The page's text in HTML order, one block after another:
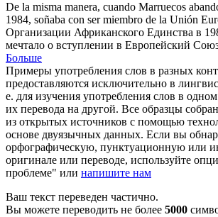
De la misma manera, cuando Marruecos
1984, soñaba con ser miembro de la Unión
Организации Африканского Единства в
мечтало о вступлении в Европейский
Больше
Примеры употребления слов в разных
предоставляются исключительно в
е. для изучения употребления слов в
их перевода на другой. Все образцы
из открытых источников с помощью
основе двуязычных данных. Если вы
орфографическую, пунктуационную или
оригинале или переводе, используйте
проблеме" или напишите нам
Ваш текст переведен частично.
Вы можете переводить не более 5000